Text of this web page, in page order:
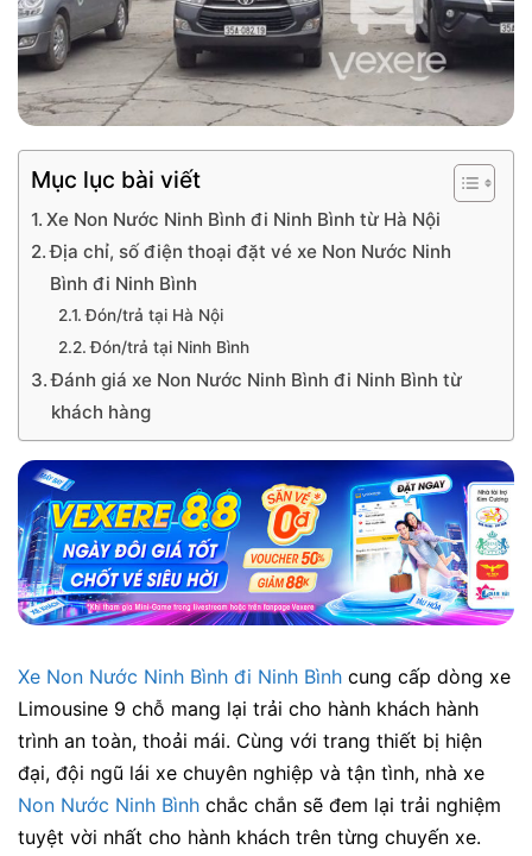
Mục lục bài viết
Xe Non Nước Ninh Bình đi Ninh Bình từ Hà Nội
Địa chỉ, số điện thoại đặt vé xe Non Nước Ninh
Bình đi Ninh Bình
Đón/trả tại Hà Nội
Đón/trả tại Ninh Bình
Đánh giá xe Non Nước Ninh Bình đi Ninh Bình từ
khách hàng
Xe Non Nước Ninh Bình đi Ninh Bình cung cấp dòng xe
Limousine 9 chỗ mang lại trải cho hành khách hành
trình an toàn, thoải mái. Cùng với trang thiết bị hiện
đại, đội ngũ lái xe chuyên nghiệp và tận tình, nhà xe
Non Nước Ninh Bình chắc chắn sẽ đem lại trải nghiệm
tuyệt vời nhất cho hành khách trên từng chuyến xe.